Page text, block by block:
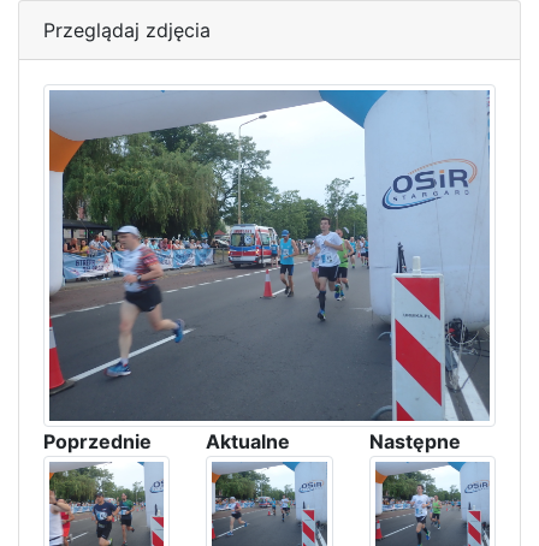
Przeglądaj zdjęcia
Poprzednie Aktualne Następne